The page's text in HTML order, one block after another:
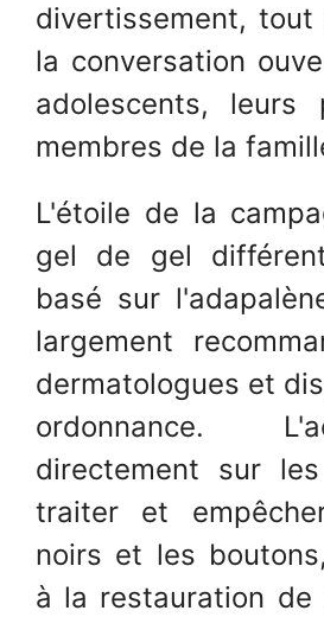
divertissement,
la conversation
adolescents,
membres de la
L'étoile de la
gel de gel
basé sur
largement
dermatologues et
ordonnance.
directement sur
traiter et
noirs et les
à la restauration